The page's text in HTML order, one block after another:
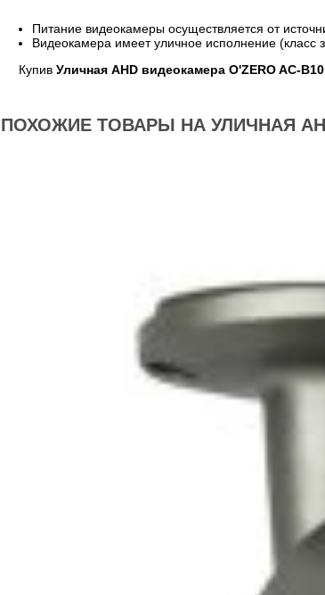
Питание видеокамеры осуществляется от
Видеокамера имеет уличное исполнение (класс
Купив Уличная AHD видеокамера O'ZERO AC-
ПОХОЖИЕ ТОВАРЫ НА УЛИЧНАЯ